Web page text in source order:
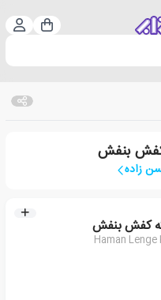
سبد
کفش بنفش
زاده
کفش بنفش
Haman